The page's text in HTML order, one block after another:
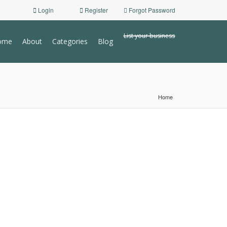
Login Register Forgot Password
About Categories Blog
List your business
Home